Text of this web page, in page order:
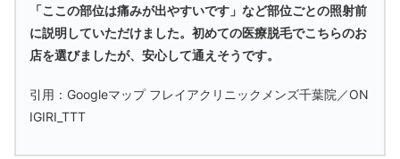
「ここの部位は痛みが出やすいです」など部位ごとの照射前
に説明していただけました。初めての医療脱毛でこちらのお
店を選びましたが、安心して通えそうです。
引用：Googleマップ フレイアクリニックメンズ千葉院／ON
IGIRI_TTT